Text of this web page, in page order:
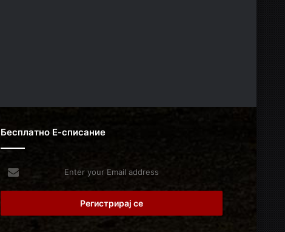
Бесплатно Е-списание
Enter
your
Email